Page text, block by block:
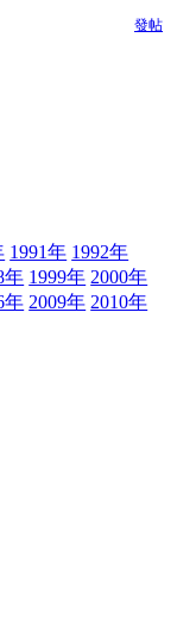
發帖
1991年 1992年
年 1999年 2000年
年 2009年 2010年